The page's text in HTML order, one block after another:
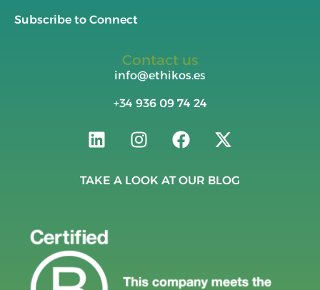
Subscribe to Connect
Contact us
info@ethikos.es
+34 936 09 74 24
TAKE A LOOK AT OUR BLOG